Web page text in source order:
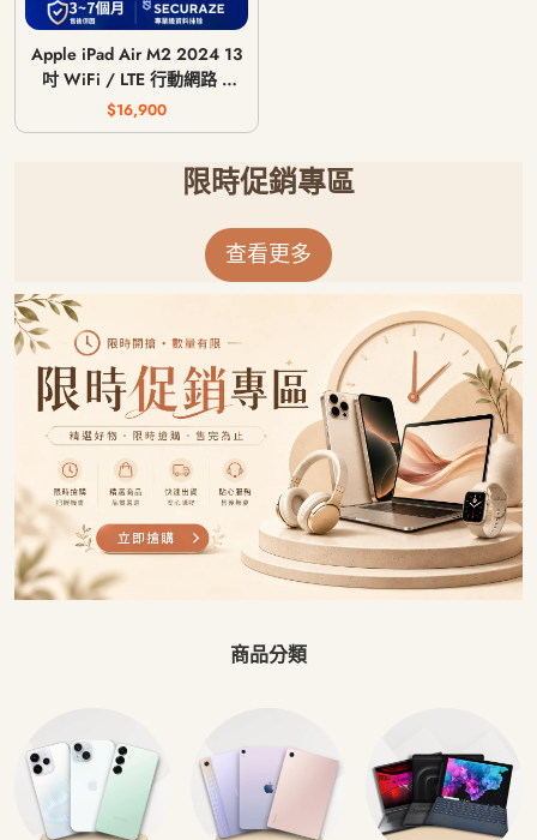
Apple iPad Air M2 2024 13
吋 WiFi / LTE 行動網路 /
128G 256G 512G 1T
$16,900
限時促銷專區
查看更多
商品分類